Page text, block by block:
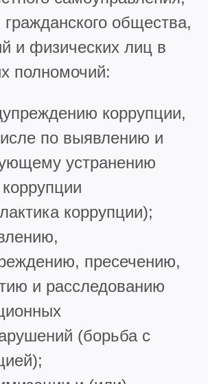
гражданского общества,
и физических лиц в
полномочий:
коррупции,
по выявлению и
устранению
коррупции);
пресечению,
и расследованию
(борьба с